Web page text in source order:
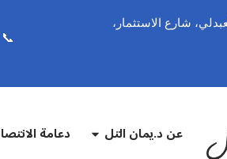
شارع الاستثمار،
📞 00962790345019
عن د.يمان التل دعامة